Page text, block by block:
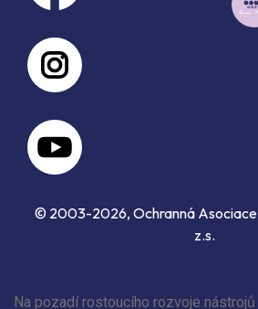
© 2003-2026, Ochranná
z.s.
Na pozadí rostoucího rozvoje